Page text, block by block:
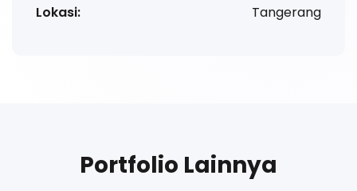
Lokasi: Tangerang
Portfolio Lainnya